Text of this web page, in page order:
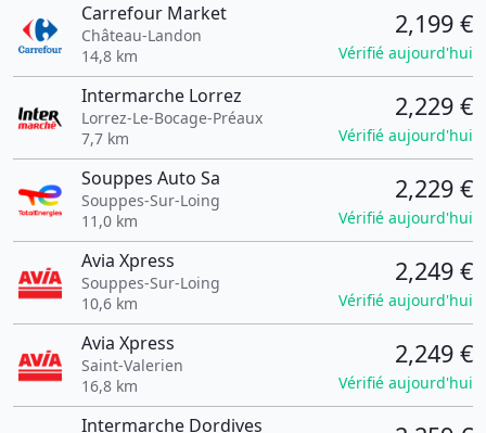
Carrefour Market
Château-Landon
14,8 km
2,199 €
Vérifié aujourd'hui
Intermarche Lorrez
Lorrez-Le-Bocage-Préaux
7,7 km
2,229 €
Vérifié aujourd'hui
Souppes Auto Sa
Souppes-Sur-Loing
11,0 km
2,229 €
Vérifié aujourd'hui
Avia Xpress
Souppes-Sur-Loing
10,6 km
2,249 €
Vérifié aujourd'hui
Avia Xpress
Saint-Valerien
16,8 km
2,249 €
Vérifié aujourd'hui
Intermarche Dordives